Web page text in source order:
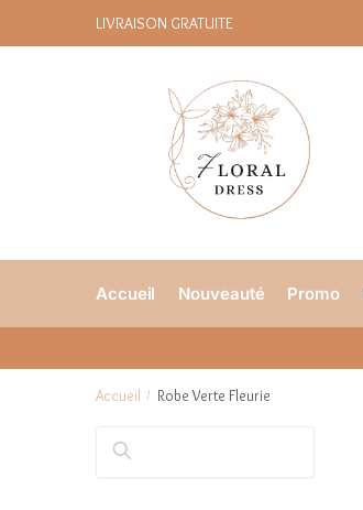
LIVRAISON GRATUITE
Accueil Nouveauté Promo
Accueil / Robe Verte Fleurie